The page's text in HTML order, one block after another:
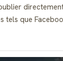
tels que